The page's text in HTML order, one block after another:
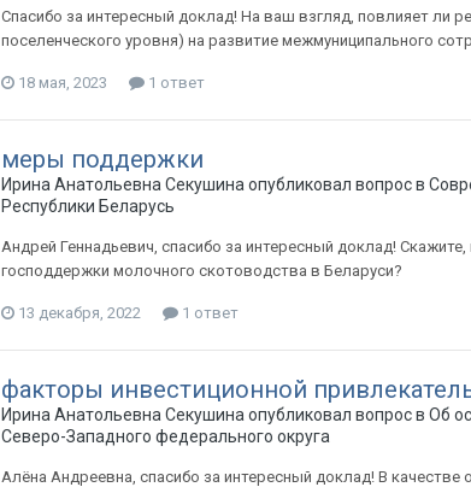
Спасибо за интересный доклад! На ваш взгляд, повлияет ли
поселенческого уровня) на развитие межмуниципального
18 мая, 2023 1 ответ
меры поддержки
Ирина Анатольевна Секушина опубликовал вопрос в
Республики Беларусь
Андрей Геннадьевич, спасибо за интересный доклад!
господдержки молочного скотоводства в Беларуси?
13 декабря, 2022 1 ответ
факторы инвестиционной
Ирина Анатольевна Секушина опубликовал вопрос в Об
Северо-Западного федерального округа
Алёна Андреевна, спасибо за интересный доклад! В